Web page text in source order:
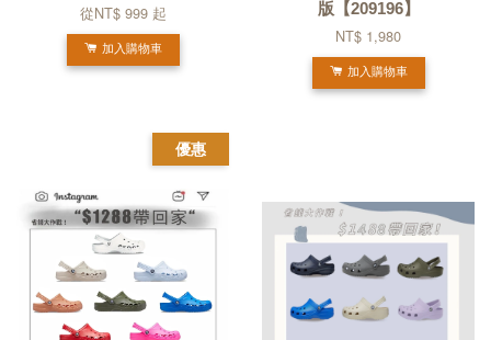
從NT$ 999 起
加入購物車
版【209196】
NT$ 1,980
加入購物車
優惠